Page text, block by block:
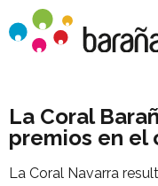
La Coral
premios en el
La Coral Navarra